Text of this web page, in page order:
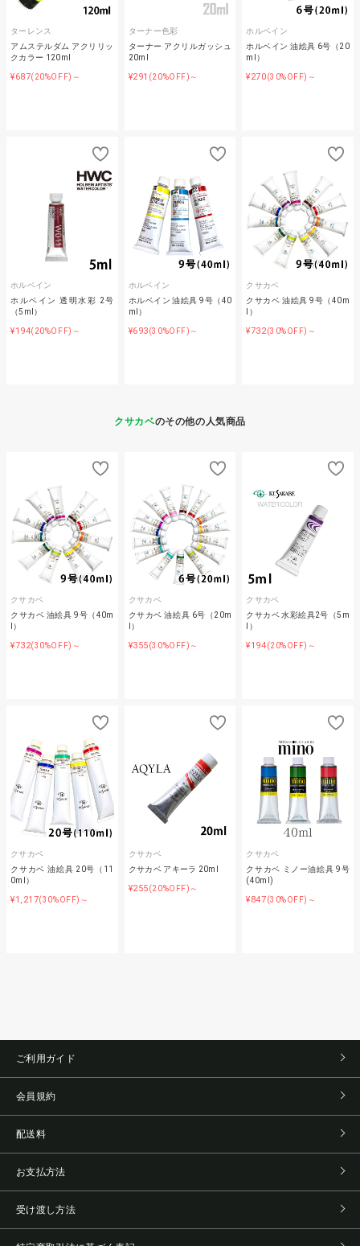
ターレンス
アムステルダム アクリリッ
クカラー 120ml
¥687(20%OFF)～
ターナー色彩
ターナー アクリルガッシュ
20ml
¥291 (20%OFF)～
ホルベイン
ホルベイン 油絵具 6号（20
ml）
¥270(30%OFF)～
ホルベイン
ホルベイン 透明水彩 2号
（5ml）
¥194(20%OFF)～
ホルベイン
ホルベイン 油絵具 9号（40
ml）
¥693(30%OFF)～
クサカベ
クサカベ 油絵具 9号（40m
l）
¥732(30%OFF)～
クサカベのその他の人気商品
クサカベ
クサカベ 油絵具 9号（40m
l）
¥732(30%OFF)～
クサカベ
クサカベ 油絵具 6号（20m
l）
¥355(30%OFF)～
クサカベ
クサカベ 水彩絵具2号（5m
l）
¥194(20%OFF)～
クサカベ
クサカベ 油絵具 20号（11
0ml）
¥1,217(30%OFF)～
クサカベ
クサカベ アキーラ 20ml
¥255(20%OFF)～
クサカベ
クサカベ ミノー油絵具 9号
(40ml)
¥847(30%OFF)～
ご利用ガイド
会員規約
配送料
お支払方法
受け渡し方法